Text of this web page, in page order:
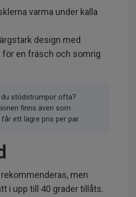
varma under kalla
design med
för en fräsch och somrig
du stödstrumpor ofta?
finns även som
får ett lägre pris per par.
men
i upp till 40 grader tillåts.